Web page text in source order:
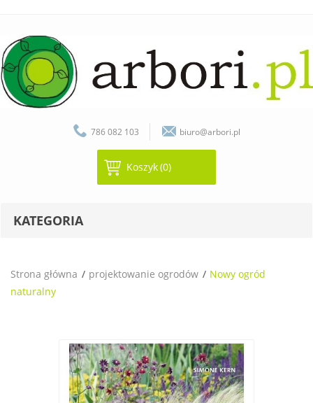
786 082 103 biuro@arbori.pl
Koszyk(0)
KATEGORIA
Strona główna projektowanie ogrodów
Nowy ogród
naturalny